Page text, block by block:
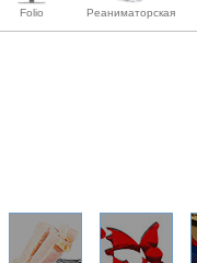
Folio Реаниматорская